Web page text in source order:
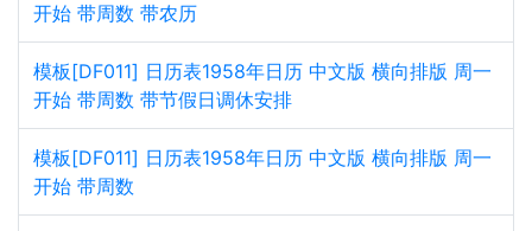
开始 带周数 带农历
模板[DF011] 日历表1958年日历 中文版 横向排版 周一
开始 带周数 带节假日调休安排
模板[DF011] 日历表1958年日历 中文版 横向排版 周一
开始 带周数